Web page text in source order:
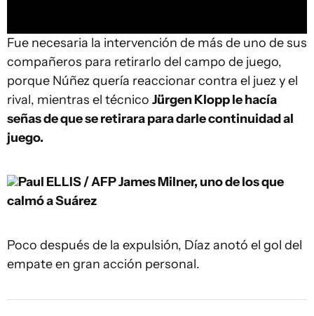
Fue necesaria la intervención de más de uno de sus
compañeros para retirarlo del campo de juego,
porque Núñez quería reaccionar contra el juez y el
rival, mientras el técnico Jürgen Klopp le hacía
señas de que se retirara para darle continuidad al
juego.
Paul ELLIS / AFPJames Milner, uno de los que
calmó a Suárez
Poco después de la expulsión, Díaz anotó el gol del
empate en gran acción personal.